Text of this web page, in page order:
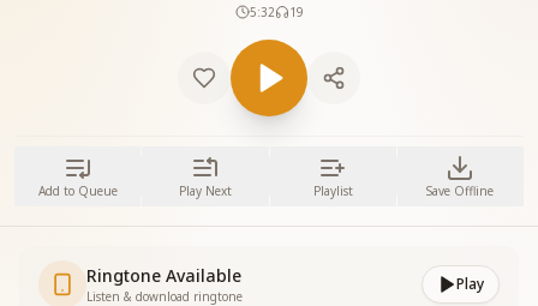
5:32
19
Add to Queue Play Next Playlist Save Offline
Ringtone Available
Listen & download ringtone
Play